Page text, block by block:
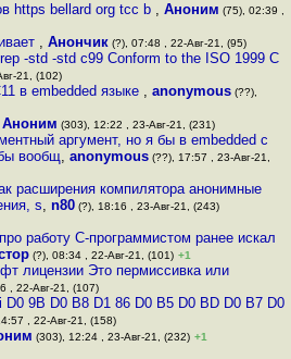
https bellard org tcc b ,Аноним (75), 02:39 ,
, Анончик(?), 07:48 , 22-Авг-21, (95)
-std -std c99 Conform to the ISO 1999 C
21, (102)
в embedded языке , anonymous(??),
Аноним (303), 12:22 , 23-Авг-21, (231)
аргумент, но я бы в embedded с
вообщ, anonymous(??), 17:57 , 23-Авг-21,
расширения компилятора анонимные
s,n80 (?), 18:16 , 23-Авг-21, (243)
работу C-программистом ранее искал
(?), 08:34 , 22-Авг-21, (101) +1
лицензии Это пермиссивка или
, 22-Авг-21, (107)
D0 9B D0 B8 D1 86 D0 B5 D0 BD D0 B7 D0
, 22-Авг-21, (158)
(303), 12:24 , 23-Авг-21, (232) +1